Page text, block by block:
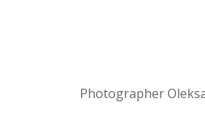
Photographer